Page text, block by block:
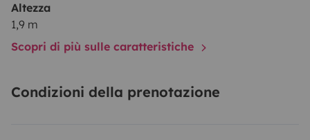
Altezza
1,9 m
Scopri di più sulle caratteristiche
Condizioni della prenotazione